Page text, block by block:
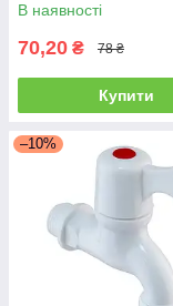
В наявності
70,20 ₴ 78 ₴
Купити
–10%